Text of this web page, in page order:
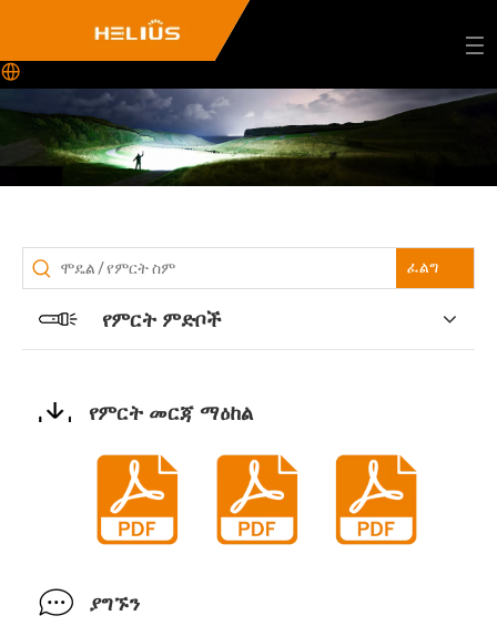
ፈልግ
የምርት ምድቦች
የምርት መርጃ ማዕከል
ያግኙን